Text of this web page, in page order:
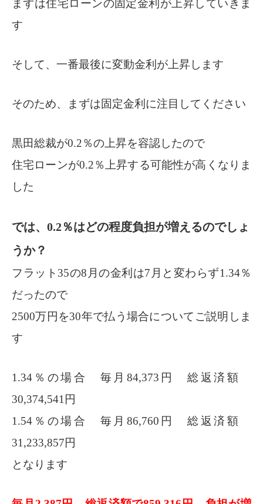
まずは住宅ローンの固定金利が上昇していきま
す
そして、一番最後に変動金利が上昇します
そのため、まずは固定金利に注目してください
黒田総裁が0.2％の上昇を容認したので
住宅ローンが0.2％上昇する可能性が高くなりま
した
では、0.2％はどの程度負担が増えるのでしょ
うか？
フラット35の8月の金利は7月と変わらず1.34％
だったので
2500万円を30年で払う場合についてご説明しま
す
1.34％の場合 毎月84,373円 総返済額
30,374,541円
1.54％の場合 毎月86,760円 総返済額
31,233,857円
となります